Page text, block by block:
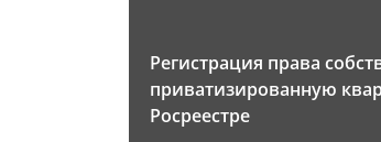
Регистрация права
приватизированную
Росреестре